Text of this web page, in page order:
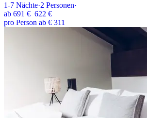
1-7 Nächte·2 Personen·
ab 691 € 622 €
pro Person ab € 311